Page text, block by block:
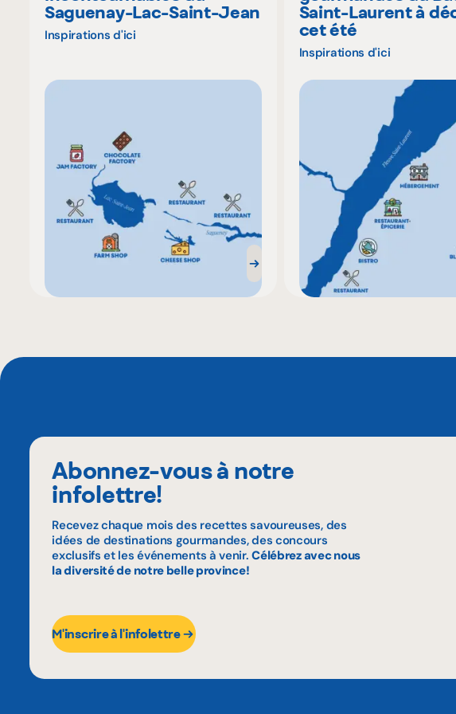
Saguenay-Lac-Saint-Jean
Inspirations d'ici
Saint-Laurent à
cet été
Inspirations d'ici
Abonnez-vous à notre
infolettre!
Recevez chaque mois des recettes savoureuses, des
idées de destinations gourmandes, des concours
exclusifs et les événements à venir.Célébrez avec nous
la diversité de notre belle province!
M'inscrire à l'infolettre